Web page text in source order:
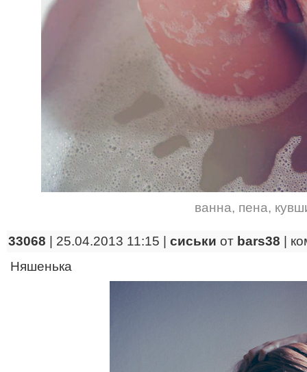
ванна, пена,
33068 | 25.04.2013 11:15 | сиськи от bars38
Няшенька